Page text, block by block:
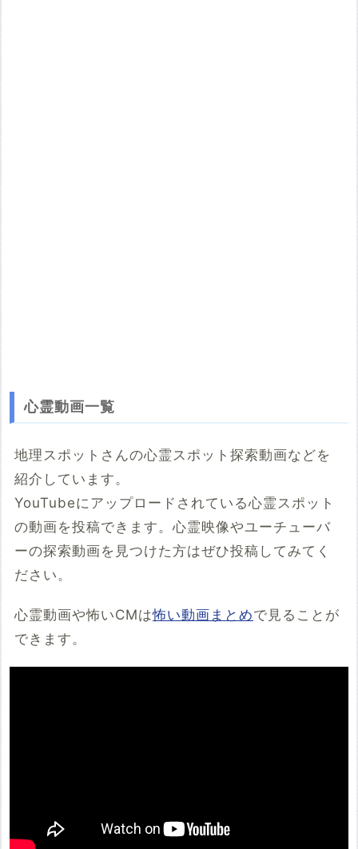
心霊動画一覧
地理スポットさんの心霊スポット探索動画などを
紹介しています。
YouTubeにアップロードされている心霊スポット
の動画を投稿できます。心霊映像やユーチューバ
ーの探索動画を見つけた方はぜひ投稿してみてく
ださい。
心霊動画や怖いCMは怖い動画まとめで見ることが
できます。